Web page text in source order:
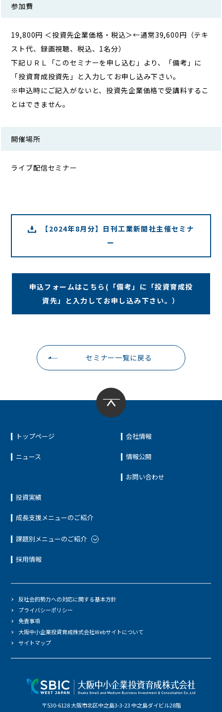
参加費
19,800円 ＜投資先企業価格・税込＞←通常39,600円（テキ
スト代、録画視聴、税込、1名分）
下記ＵＲＬ「このセミナーを申し込む」より、「備考」に
「投資育成投資先」と入力してお申し込み下さい。
※申込時にご記入がないと、投資先企業価格で受講料するこ
とはできません。
開催場所
ライブ配信セミナー
【2024年8月分】日刊工業新聞社主催セミナ
ー
申込フォームはこちら(「備考」に「投資育成投
資先」と入力してお申し込み下さい。）
セミナー一覧に戻る
トップページ
ニュース
投資実績
成長支援メニューのご紹介
課題別メニューのご紹介
採用情報
会社情報
情報公開
お問い合わせ
〒530-6128 大阪市北区中之島3-3-23 中之島ダイビル28階
反社会的勢力への対応に関する基本方針
プライバシーポリシー
免責事項
大阪中小企業投資育成株式会社Webサイトについて
サイトマップ